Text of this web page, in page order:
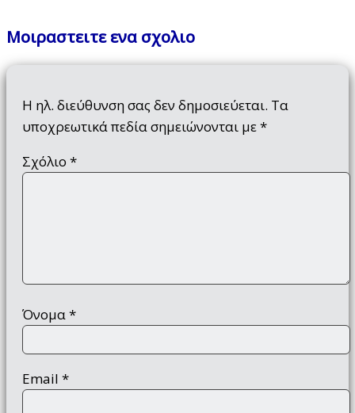
Μοιραστειτε ενα σχολιο
Η ηλ. διεύθυνση σας δεν δημοσιεύεται. Τα
υποχρεωτικά πεδία σημειώνονται με*
Σχόλιο *
Όνομα*
Email *